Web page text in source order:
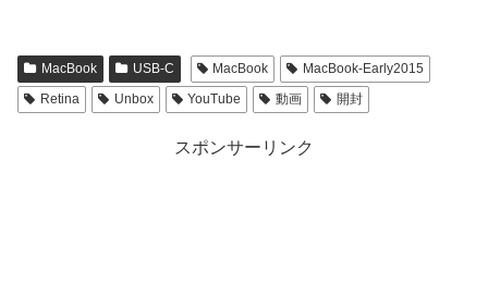
MacBook USB-C MacBook
MacBook-Early2015
Retina
Unbox YouTube 動画 開封
スポンサーリンク